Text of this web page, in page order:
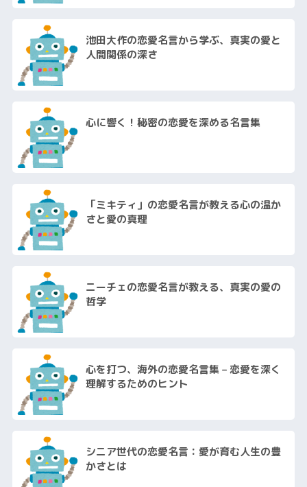
池田大作の恋愛名言から学ぶ、真実の愛と
人間関係の深さ
心に響く！秘密の恋愛を深める名言集
「ミキティ」の恋愛名言が教える心の温か
さと愛の真理
ニーチェの恋愛名言が教える、真実の愛の
哲学
心を打つ、海外の恋愛名言集 – 恋愛を深く
理解するためのヒント
シニア世代の恋愛名言：愛が育む人生の豊
かさとは